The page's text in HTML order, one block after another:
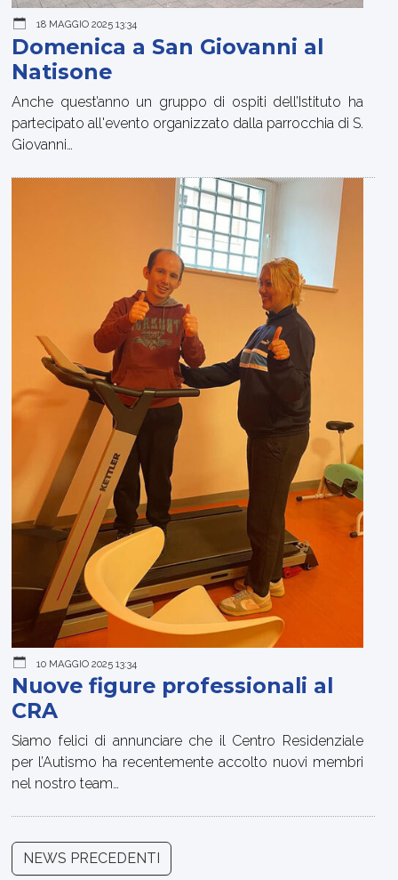
18 MAGGIO 2025 13:34
Domenica a San Giovanni al
Natisone
Anche quest’anno un gruppo di ospiti dell’Istituto ha
partecipato all'evento organizzato dalla parrocchia di S.
Giovanni…
10 MAGGIO 2025 13:34
Nuove figure professionali al
CRA
Siamo felici di annunciare che il Centro Residenziale
per l’Autismo ha recentemente accolto nuovi membri
nel nostro team…
NEWS PRECEDENTI